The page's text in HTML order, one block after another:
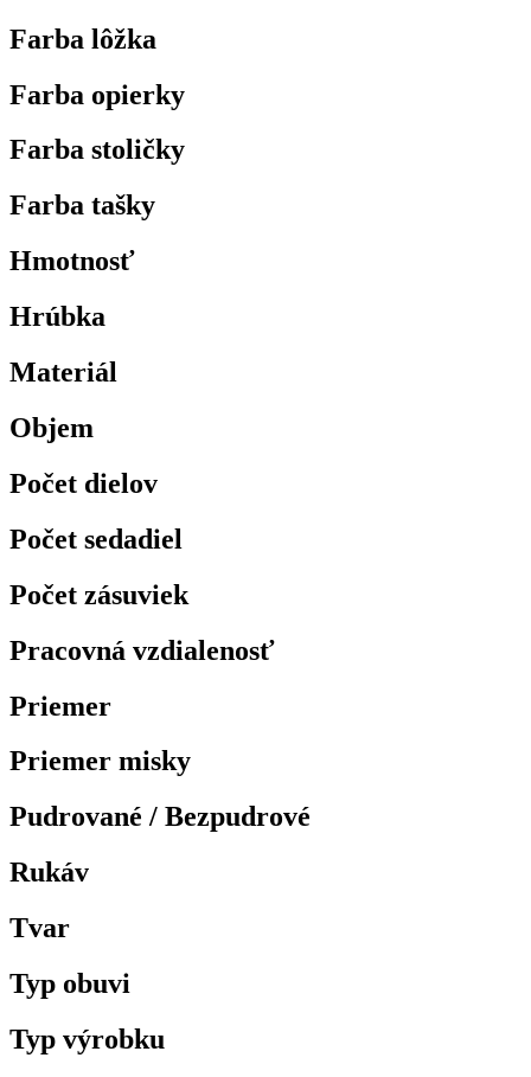
Farba lôžka
Farba opierky
Farba stoličky
Farba tašky
Hmotnosť
Hrúbka
Materiál
Objem
Počet dielov
Počet sedadiel
Počet zásuviek
Pracovná vzdialenosť
Priemer
Priemer misky
Pudrované / Bezpudrové
Rukáv
Tvar
Typ obuvi
Typ výrobku